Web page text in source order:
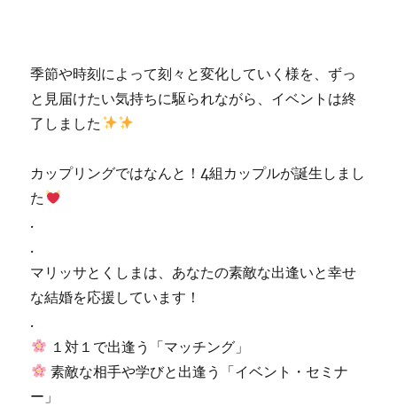
季節や時刻によって刻々と変化していく様を、ずっ
と見届けたい気持ちに駆られながら、イベントは終
了しました
カップリングではなんと！4組カップルが誕生しまし
た
.
.
マリッサとくしまは、あなたの素敵な出逢いと幸せ
な結婚を応援しています！
.
１対１で出逢う「マッチング」
素敵な相手や学びと出逢う「イベント・セミナ
ー」